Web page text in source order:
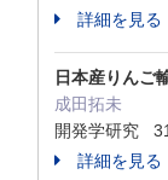
詳細を見る
日本産りんご
成田拓未
開発学研究
詳細を見る